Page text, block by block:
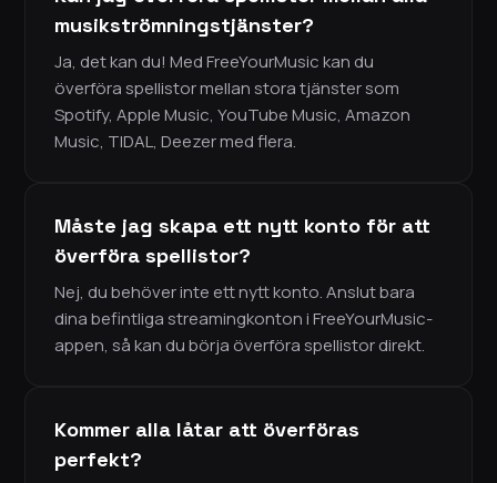
musikströmningstjänster?
Ja, det kan du! Med FreeYourMusic kan du
överföra spellistor mellan stora tjänster som
Spotify, Apple Music, YouTube Music, Amazon
Music, TIDAL, Deezer med flera.
Måste jag skapa ett nytt konto för att
överföra spellistor?
Nej, du behöver inte ett nytt konto. Anslut bara
dina befintliga streamingkonton i FreeYourMusic-
appen, så kan du börja överföra spellistor direkt.
Kommer alla låtar att överföras
perfekt?